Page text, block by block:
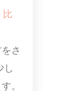
比
さ
し
。